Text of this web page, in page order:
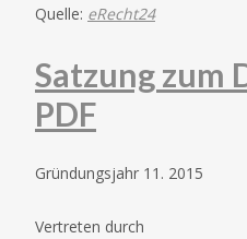
Quelle: eRecht24
Satzung zum
PDF
Gründungsjahr 11. 2015
Vertreten durch